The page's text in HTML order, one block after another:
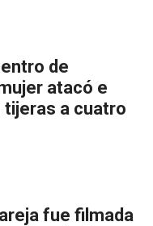
de
atacó e
tijeras a cuatro
fue filmada